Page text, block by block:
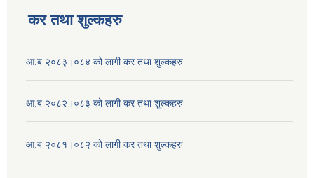
कर तथा शुल्कहरु
आ.ब २०८३।०८४ को लागी कर तथा शुल्कहरु
आ.ब २०८२।०८३ को लागी कर तथा शुल्कहरु
आ.ब २०८१।०८२ को लागी कर तथा शुल्कहरु